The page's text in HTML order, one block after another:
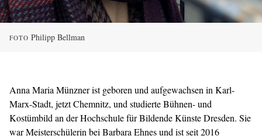
FOTO Philipp Bellman
Anna Maria Münzner ist geboren und aufgewachsen in Karl-
Marx-Stadt, jetzt Chemnitz, und studierte Bühnen- und
Kostümbild an der Hochschule für Bildende Künste Dresden. Sie
war Meisterschülerin bei Barbara Ehnes und ist seit 2016